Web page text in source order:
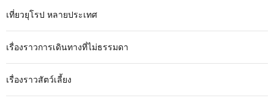
เที่ยวยุโรป หลายประเทศ
เรื่องราวการเดินทางที่ไม่ธรรมดา
เรื่องราวสัตว์เลี้ยง